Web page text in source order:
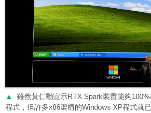
▲
雖然黃仁勳宣示RTX Spark裝置能夠
程式，但許多x86架構的Windows XP程式就